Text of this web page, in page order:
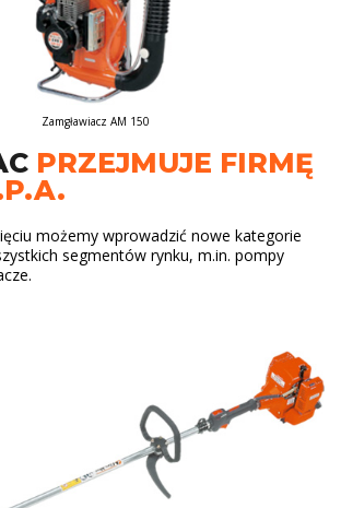
Zamgławiacz AM 150
PRZEJMUJE FIRMĘ
możemy wprowadzić nowe kategorie
segmentów rynku, m.in. pompy